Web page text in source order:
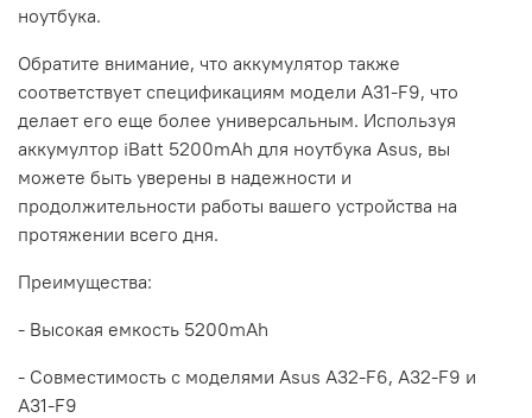
ноутбука.
Обратите внимание, что аккумулятор также
соответствует спецификациям модели A31-F9, что
делает его еще более универсальным. Используя
аккумултор iBatt 5200mAh для ноутбука Asus, вы
можете быть уверены в надежности и
продолжительности работы вашего устройства на
протяжении всего дня.
Преимущества:
- Высокая емкость 5200mAh
- Совместимость с моделями Asus A32-F6, A32-F9 и
A31-F9